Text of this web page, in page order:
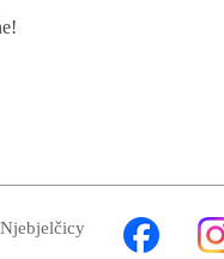
Njebjelčicy